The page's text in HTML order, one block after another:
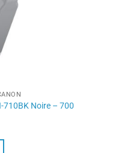
710BK Noire – 700